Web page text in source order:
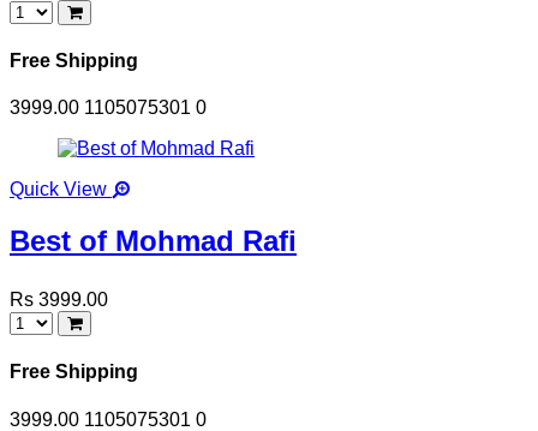
Free Shipping
3999.00 1105075301 0
Quick View
Best of Mohmad Rafi
Rs 3999.00
Free Shipping
3999.00 1105075301 0